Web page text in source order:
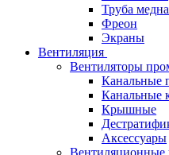
Труба
Фреон
Экраны
Вентиляция
Вентиляторы
Канальные
Канальные
Крышные
Аксессуары
Вентиляционные